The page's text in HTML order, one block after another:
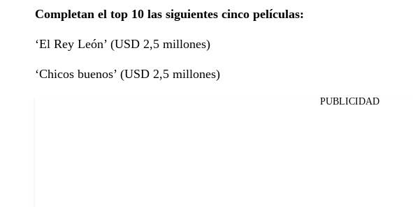
Completan el top 10 las siguientes cinco películas:
‘El Rey León’ (USD 2,5 millones)
‘Chicos buenos’ (USD 2,5 millones)
PUBLICIDAD